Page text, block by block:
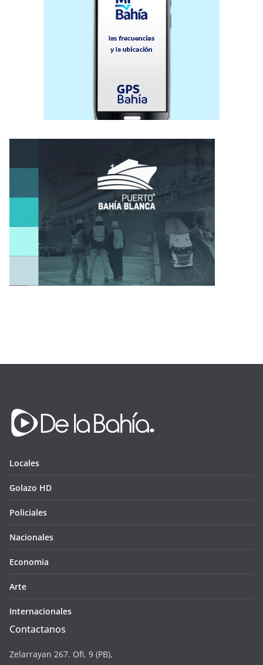
Locales
Golazo HD
Policiales
Nacionales
Economia
Arte
Internacionales
Contactanos
Zelarrayan 267. Ofi. 9 (PB),